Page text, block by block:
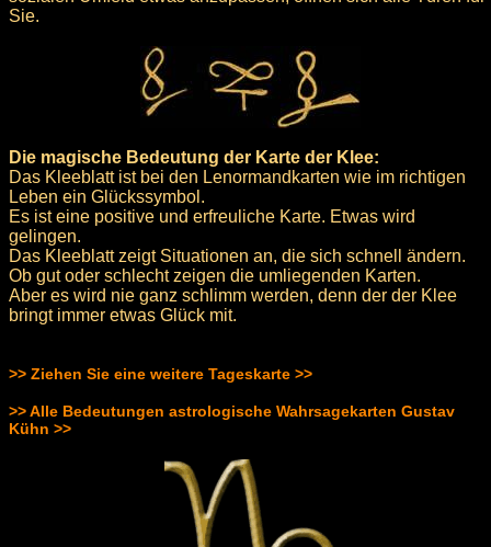
Sie.
Die magische Bedeutung der Karte der Klee:
Das Kleeblatt ist bei den Lenormandkarten wie im richtigen
Leben ein Glückssymbol.
Es ist eine positive und erfreuliche Karte. Etwas wird
gelingen.
Das Kleeblatt zeigt Situationen an, die sich schnell ändern.
Ob gut oder schlecht zeigen die umliegenden Karten.
Aber es wird nie ganz schlimm werden, denn der der Klee
bringt immer etwas Glück mit.
>> Ziehen Sie eine weitere Tageskarte >>
>> Alle Bedeutungen astrologische Wahrsagekarten Gustav
Kühn >>